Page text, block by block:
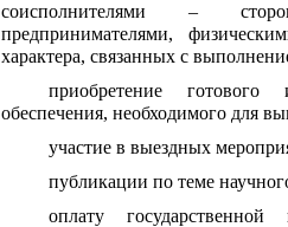
соисполнителями –
предпринимателями,
характера, связанных с
приобретение готового
обеспечения, необходимого для
участие в выездных
публикации по теме
оплату